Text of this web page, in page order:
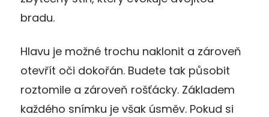
bradu.
Hlavu je možné trochu naklonit a zároveň
otevřít oči dokořán. Budete tak působit
roztomile a zároveň rošťácky. Základem
každého snímku je však úsměv. Pokud si